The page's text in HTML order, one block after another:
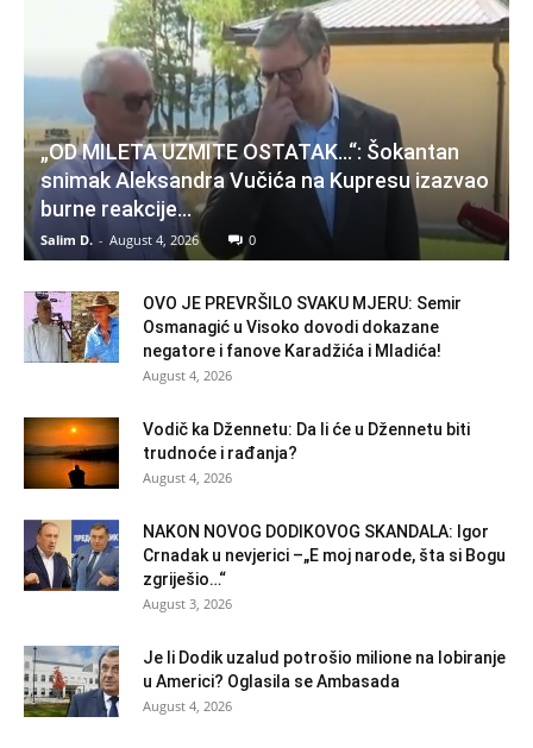
„OD MILETA UZMITE OSTATAK…“: Šokantan
snimak Aleksandra Vučića na Kupresu izazvao
burne reakcije…
Salim D. - August 4, 2026 0
OVO JE PREVRŠILO SVAKU MJERU: Semir
Osmanagić u Visoko dovodi dokazane
negatore i fanove Karadžića i Mladića!
August 4, 2026
Vodič ka Džennetu: Da li će u Džennetu biti
trudnoće i rađanja?
August 4, 2026
NAKON NOVOG DODIKOVOG SKANDALA: Igor
Crnadak u nevjerici –„E moj narode, šta si Bogu
zgriješio…“
August 3, 2026
Je li Dodik uzalud potrošio milione na lobiranje
u Americi? Oglasila se Ambasada
August 4, 2026